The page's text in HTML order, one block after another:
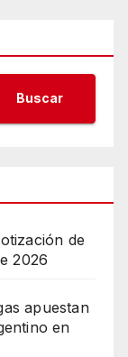
Buscar
de
2026
apuestan
en